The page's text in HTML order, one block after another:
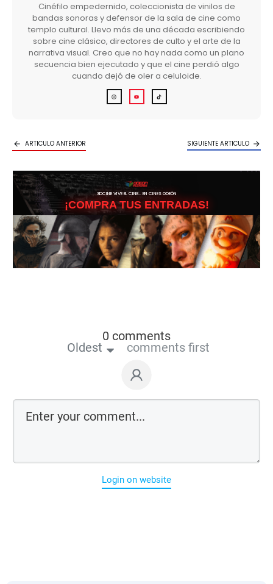
Cinéfilo empedernido, coleccionista de vinilos de
bandas sonoras y defensor de la sala de cine como
templo cultural. Llevo más de una década escribiendo
sobre cine clásico, directores de culto y el arte de la
narrativa visual. Creo que no hay nada como un plano
secuencia bien ejecutado y que el cine perdió algo
cuando dejó de oler a celuloide.
ARTICULO ANTERIOR SIGUIENTE ARTICULO
3DCINE VIVE EL CINE… EN CINES ODEÓN
¡COMPRA TUS ENTRADAS!
0 comments
Oldest comments first
Login on website